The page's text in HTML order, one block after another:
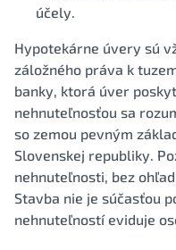
účely.
Hypotekárne úvery sú
záložného práva k
banky, ktorá úver
nehnuteľnosťou sa
so zemou pevným
Slovenskej republiky.
nehnuteľnosti, bez
Stavba nie je súčasťou
nehnuteľností eviduje